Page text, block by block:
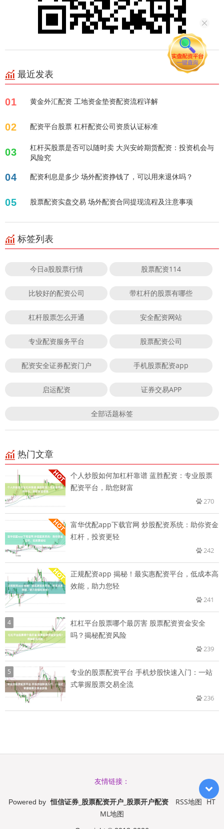
最近发表
01 黄金外汇配资 工地资金垫资配资流程详解
02 配资平台股票 杠杆配资公司资质认证标准
03
杠杆买股票是否可以随时卖 大兴安岭期货配资：投资机会与
风险究
04 配资利息是多少 场外配资挣钱了，可以用来退休吗？
05 股票配资实盘交易 场外配资合同提现流程及注意事项
标签列表
今日a股股票行情 股票配资114
比较好的配资公司 带杠杆的股票有哪些
杠杆股票怎么开通 安全配资网站
专业配资服务平台 股票配资公司
配资安全证券配资门户 手机股票配资app
启运配资 证券交易APP
全部话题标签
热门文章
个人炒股如何加杠杆靠谱 蓝胜配资：专业股票
配资平台，助您财富
270
富华优配app下载官网 炒股配资系统：助你资金
杠杆，投资更轻
242
正规配资app 揭秘！最实惠配资平台，低成本高
效能，助力您轻
241
4
杠杠平台股票哪个最厉害 股票配资资金安全
吗？揭秘配资风险
239
5
专业的股票配资平台 手机炒股快速入门：一站
式掌握股票交易全流
236
友情链接：
Powered by 恒信证券_股票配资开户_股票开户配资 RSS地图 HT
ML地图